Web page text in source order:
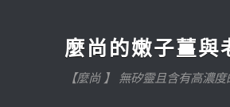
麼尚的嫩子薑與
【麼尚 】 無矽靈且含有高濃